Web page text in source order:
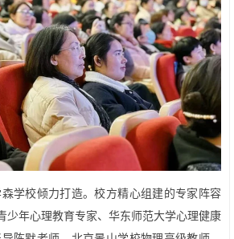
学校倾力打造。校方精心组建的专家阵容
少年心理教育专家、华东师范大学心理健康